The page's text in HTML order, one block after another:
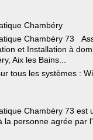
Chambéry
Chambéry 73
et Installation à
Aix les Bains...
tous les systèmes :
Chambéry 73 est
la personne agrée par